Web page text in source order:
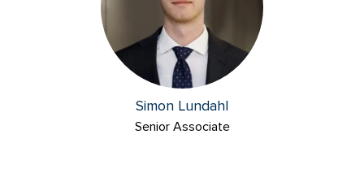
Simon Lundahl
Senior Associate